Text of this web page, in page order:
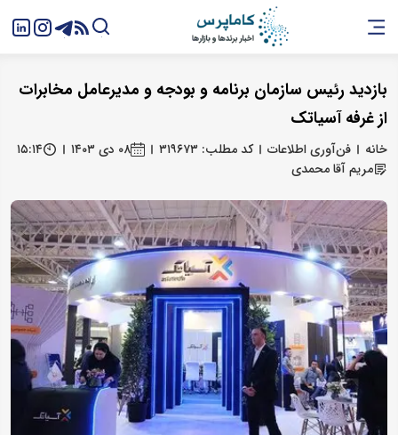
بازدید رئیس سازمان برنامه ‌‌و بودجه و مدیرعامل مخابرات
از غرفه آسیاتک
خانه فن‌آوری اطلاعات کد مطلب: ۳۱۹۶۷۳ ۰۸ دی ۱۴۰۳
۱۵:۱۴
مریم آقا محمدی